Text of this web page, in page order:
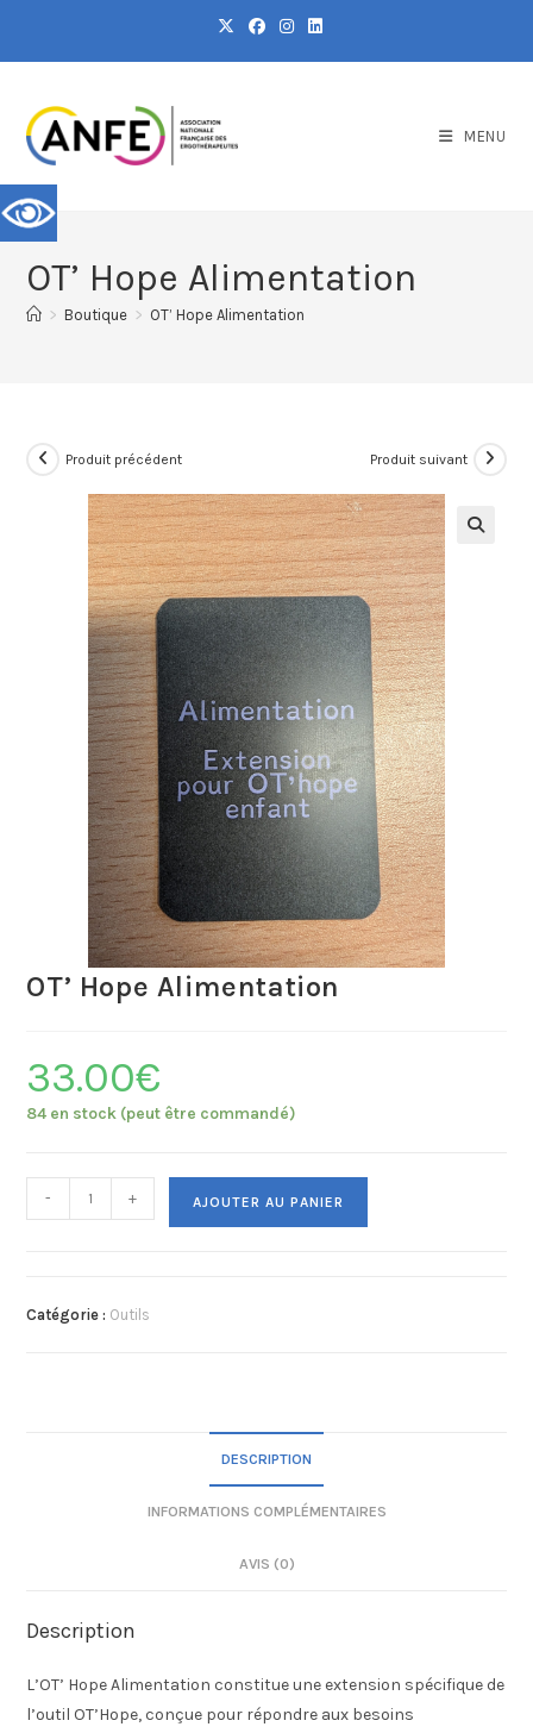
MENU
OT’ Hope Alimentation
> Boutique > OT’ Hope Alimentation
Produit précédent Produit suivant
OT’ Hope Alimentation
33.00€
84 en stock (peut être commandé)
- + AJOUTER AU PANIER
Catégorie : Outils
DESCRIPTION
INFORMATIONS COMPLÉMENTAIRES
AVIS (0)
Description
L’OT’ Hope Alimentation constitue une extension spécifique de
l’outil OT’Hope, conçue pour répondre aux besoins